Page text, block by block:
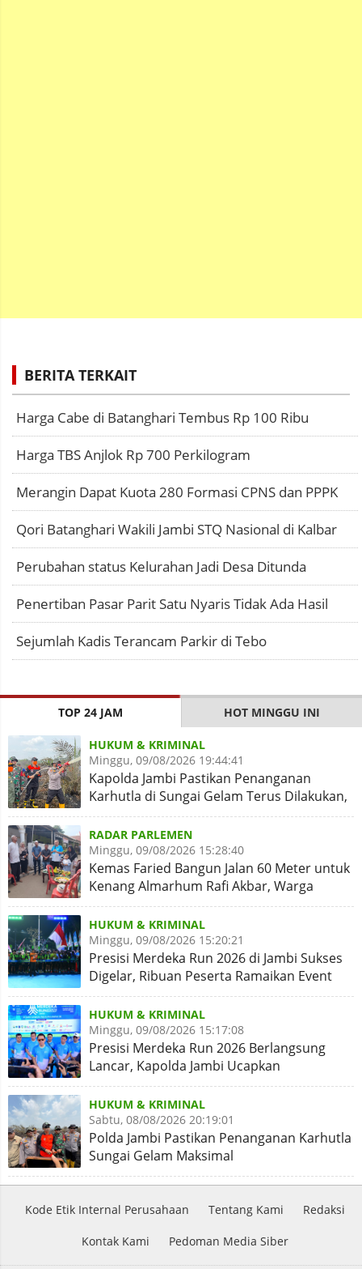
BERITA TERKAIT
Harga Cabe di Batanghari Tembus Rp 100 Ribu
Harga TBS Anjlok Rp 700 Perkilogram
Merangin Dapat Kuota 280 Formasi CPNS dan PPPK
Qori Batanghari Wakili Jambi STQ Nasional di Kalbar
Perubahan status Kelurahan Jadi Desa Ditunda
Penertiban Pasar Parit Satu Nyaris Tidak Ada Hasil
Sejumlah Kadis Terancam Parkir di Tebo
TOP 24 JAM HOT MINGGU INI
HUKUM & KRIMINAL
Minggu, 09/08/2026 19:44:41
Kapolda Jambi Pastikan Penanganan
Karhutla di Sungai Gelam Terus Dilakukan,
Sinergi Diperkuat
RADAR PARLEMEN
Minggu, 09/08/2026 15:28:40
Kemas Faried Bangun Jalan 60 Meter untuk
Kenang Almarhum Rafi Akbar, Warga
Simpang Rimbo Syukuran
HUKUM & KRIMINAL
Minggu, 09/08/2026 15:20:21
Presisi Merdeka Run 2026 di Jambi Sukses
Digelar, Ribuan Peserta Ramaikan Event
Nasional
HUKUM & KRIMINAL
Minggu, 09/08/2026 15:17:08
Presisi Merdeka Run 2026 Berlangsung
Lancar, Kapolda Jambi Ucapkan
Terimakasih dan Apresiasi
HUKUM & KRIMINAL
Sabtu, 08/08/2026 20:19:01
Polda Jambi Pastikan Penanganan Karhutla
Sungai Gelam Maksimal
Kode Etik Internal Perusahaan Tentang Kami Redaksi
Kontak Kami Pedoman Media Siber